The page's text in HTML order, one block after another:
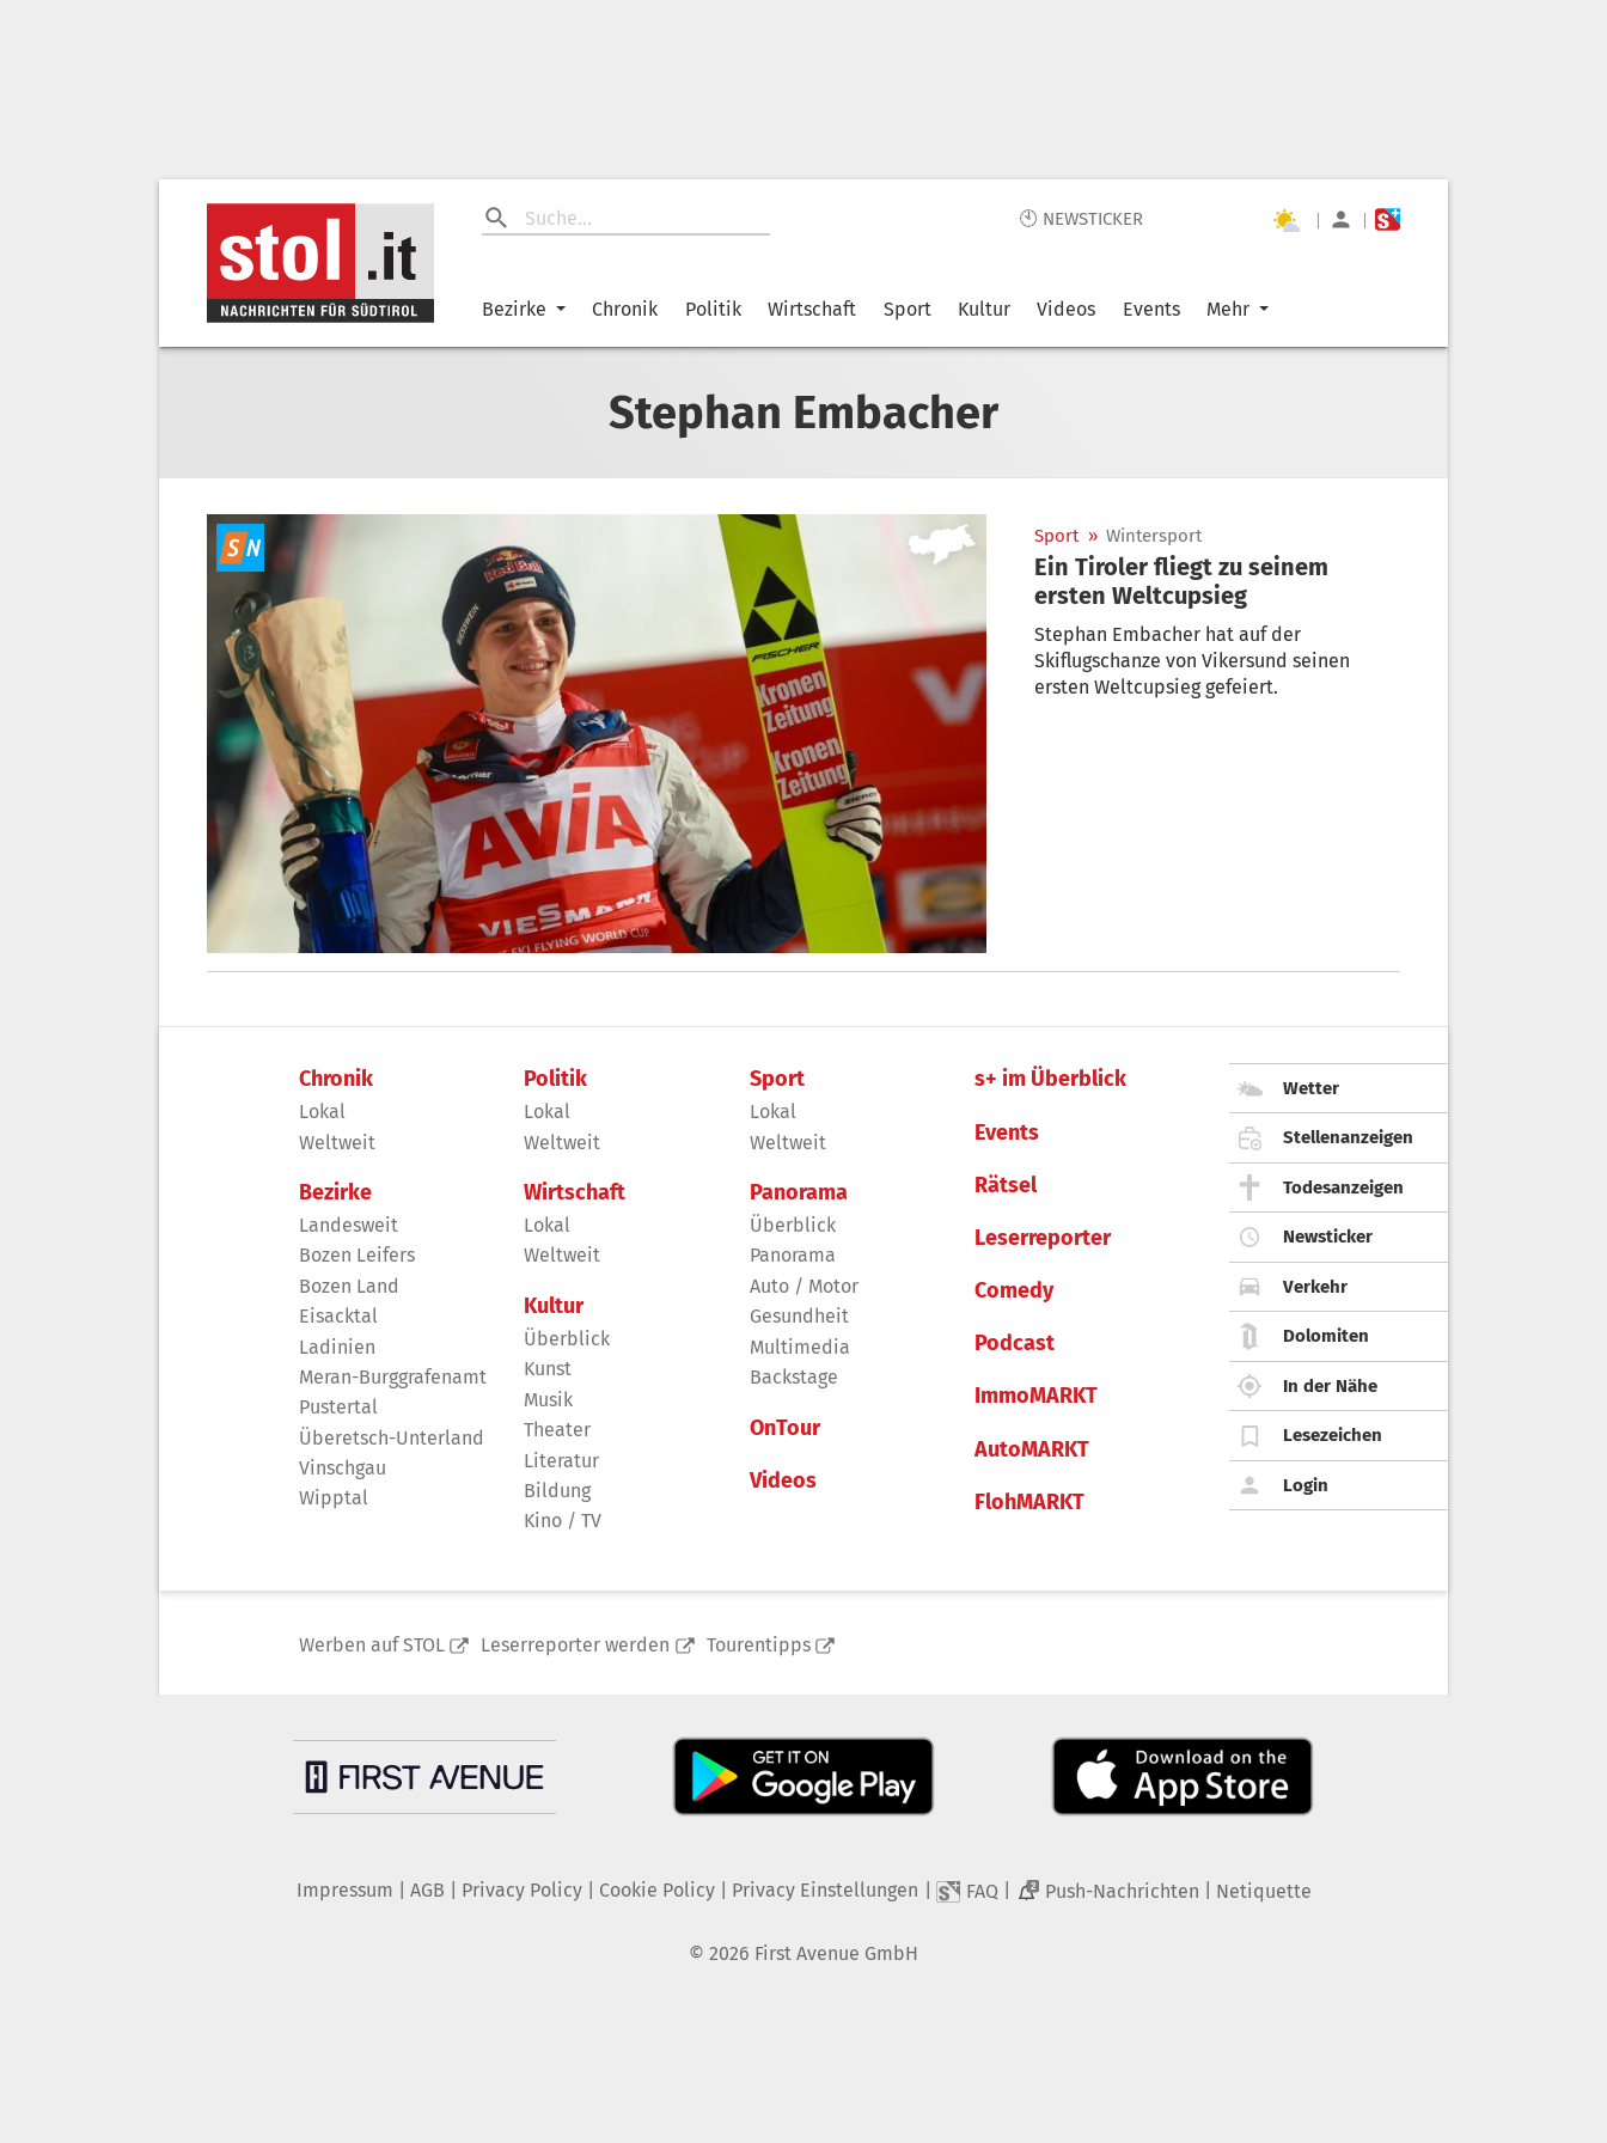
🕙 NEWSTICKER | |
Bezirke Chronik Politik Wirtschaft Sport Kultur Videos Events Mehr
Stephan Embacher
Sport » Wintersport
Ein Tiroler fliegt zu seinem
ersten Weltcupsieg
Stephan Embacher hat auf der
Skiflugschanze von Vikersund seinen
ersten Weltcupsieg gefeiert.
Chronik
Lokal
Weltweit
Bezirke
Landesweit
Bozen Leifers
Bozen Land
Eisacktal
Ladinien
Meran-Burggrafenamt
Pustertal
Überetsch-Unterland
Vinschgau
Wipptal
Politik
Lokal
Weltweit
Wirtschaft
Lokal
Weltweit
Kultur
Überblick
Kunst
Musik
Theater
Literatur
Bildung
Kino / TV
Sport
Lokal
Weltweit
Panorama
Überblick
Panorama
Auto / Motor
Gesundheit
Multimedia
Backstage
OnTour
Videos
s+ im Überblick
Events
Rätsel
Leserreporter
Comedy
Podcast
ImmoMARKT
AutoMARKT
FlohMARKT
Wetter
Stellenanzeigen
Todesanzeigen
Newsticker
Verkehr
Dolomiten
In der Nähe
Lesezeichen
Login
Werben auf STOL Leserreporter werden Tourentipps
Impressum AGB Privacy Policy| Cookie Policy| Privacy Einstellungen FAQ 2 Push-Nachrichten Netiquette
© 2026 First Avenue GmbH